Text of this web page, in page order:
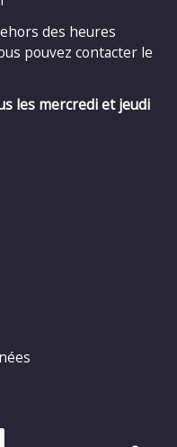
des heures
pouvez contacter le
les mercredi et jeudi